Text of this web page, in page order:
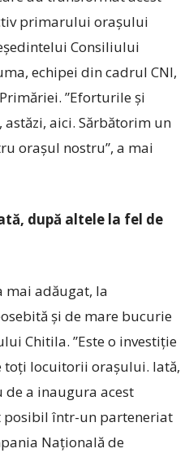
primarului orașului
Consiliului
echipei din cadrul CNI,
”Eforturile și
aici. Sărbătorim un
orașul nostru”, a mai
după altele la fel de
adăugat, la
și de mare bucurie
Chitila. ”Este o investiție
locuitorii orașului. Iată,
a inaugura acest
posibil într-un parteneriat
Națională de